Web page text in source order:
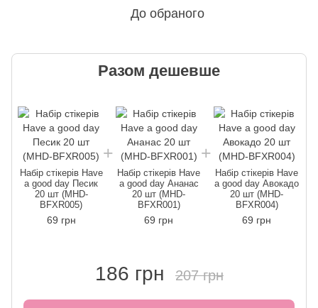
До обраного
Разом дешевше
Набір стікерів Have
a good day Песик
20 шт (MHD-
BFXR005)
69 грн
Набір стікерів Have
a good day Ананас
20 шт (MHD-
BFXR001)
69 грн
Набір стікерів Have
a good day Авокадо
20 шт (MHD-
BFXR004)
69 грн
186 грн 207 грн